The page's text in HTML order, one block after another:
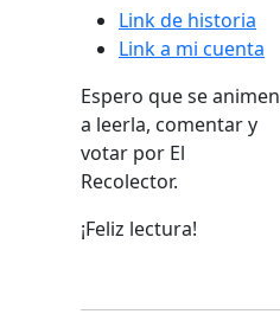
Link de historia
Link a mi cuenta
Espero que se animen
a leerla, comentar y
votar por El
Recolector.
¡Feliz lectura!